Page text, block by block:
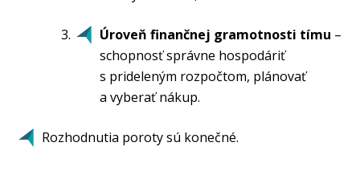
Úroveň finančnej gramotnosti tímu –
schopnosť správne hospodáriť
s prideleným rozpočtom, plánovať
a vyberať nákup.
Rozhodnutia poroty sú konečné.